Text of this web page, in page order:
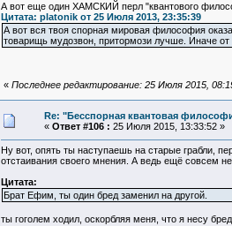
А вот еще один ХАМСКИЙ перл "квантового
Цитата: platonik от 25 Июля 2013, 23:35:39
А вот вся твоя спорная мировая философия
товарищь мудозвон, притормози лучше. Иначе от
« Последнее редактирование: 25 Июля 2015,
Re: "Бесспорная квантовая
« Ответ #106 : 25 Июля 2015, 13:33:52 »
Ну вот, опять ты наступаешь на старые грабли,
отстаивания своего мнения. А ведь ещё совсем
Цитата:
Брат Ефим, ты один бред заменил на другой.
ты гоголем ходил, оскорбляя меня, что я несу